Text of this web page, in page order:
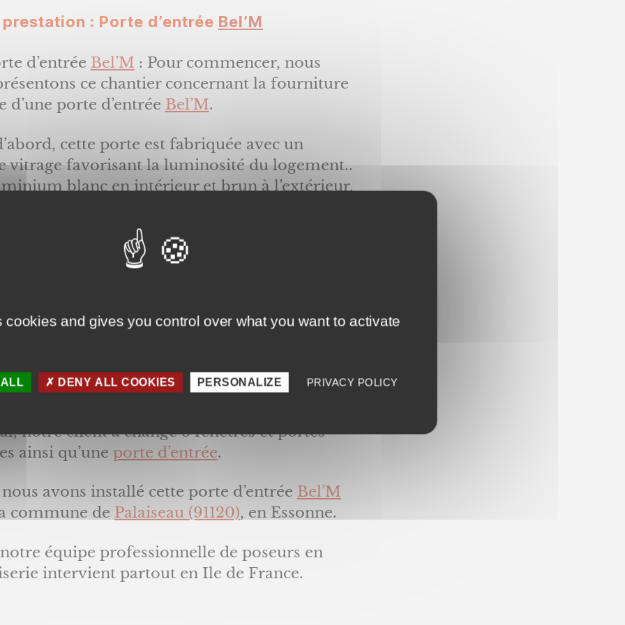
: Porte d’entrée Bel’M
d’entrée Bel’M : Pour commencer, nous
ce chantier concernant la fourniture
d’une porte d’entrée Bel’M.
cette porte est fabriquée avec un
vitrage favorisant la luminosité du logement..
blanc en intérieur et brun à l’extérieur,
que l’aluminium garantie une longévité
sont très vastes et permettent donc de
et ne demande donc pas d’entretien
notre client à changé 8 fenêtres et portes-
ainsi qu’une porte d’entrée.
avons installé cette porte d’entrée Bel’M
commune de Palaiseau (91120), en Essonne.
équipe professionnelle de poseurs en
intervient partout en Ile de France.
cookies and gives you control over what you want to activate
DENY ALL COOKIES PERSONALIZE PRIVACY POLICY